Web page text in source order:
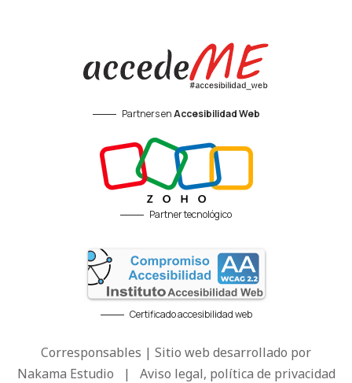
Partners enAccesibilidad Web
Partner tecnológico
Certificado accesibilidad web
Corresponsables | Sitio web desarrollado por
Nakama Estudio | Aviso legal, política de privacidad